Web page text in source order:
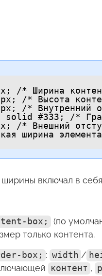
/* Ширина
/* Высота
/* Внутренний
solid #333; /*
/* Внешний
ширина
включал в себя
box; (по
только контента.
box; : width /
контент ,